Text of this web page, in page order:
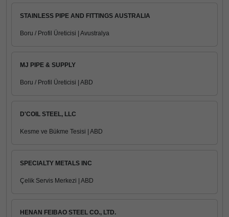
STAINLESS PIPE AND FITTINGS AUSTRALIA
Boru / Profil Üreticisi | Avustralya
MJ PIPE & SUPPLY
Boru / Profil Üreticisi | ABD
D'COIL STEEL, LLC
Kesme ve Bükme Tesisi | ABD
SPECIALTY METALS INC
Çelik Servis Merkezi | ABD
HENAN FEIBAO STEEL CO., LTD.